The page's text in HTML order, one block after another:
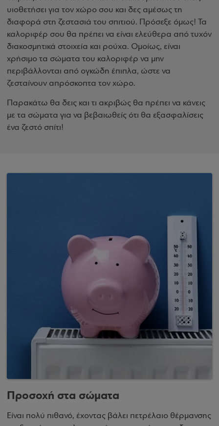
υιοθετήσει για τον χώρο σου και δες αμέσως τη
διαφορά στη ζεστασιά του σπιτιού. Πρόσεξε όμως! Τα
καλοριφέρ σου θα πρέπει να είναι ελεύθερα από τυχόν
διακοσμητικά στοιχεία και ρούχα. Ομοίως, είναι
χρήσιμο τα σώματα του καλοριφέρ να μην
περιβάλλονται από ογκώδη έπιπλα, ώστε να
ζεσταίνουν απρόσκοπτα τον χώρο.
Παρακάτω θα δεις και τι ακριβώς θα πρέπει να κάνεις
με τα σώματα για να βεβαιωθείς ότι θα εξασφαλίσεις
ένα ζεστό σπίτι!
Προσοχή στα σώματα
Είναι πολύ πιθανό, έχοντας βάλει πετρέλαιο θέρμανσης